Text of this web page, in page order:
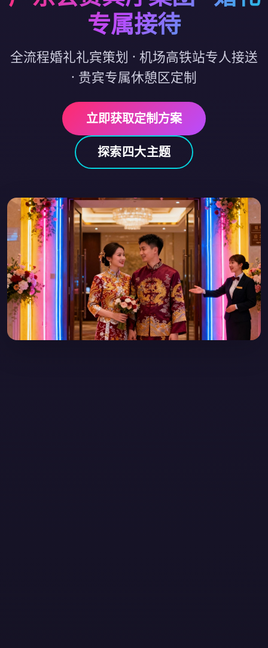
专属接待
全流程婚礼礼宾策划 · 机场高铁站专人接送
· 贵宾专属休憩区定制
立即获取定制方案
探索四大主题